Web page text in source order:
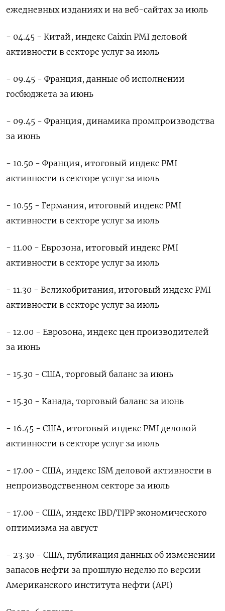
ежедневных изданиях и на веб-сайтах за июль
- 04.45 - Китай, индекс Caixin PMI деловой
активности в секторе услуг за июль
- 09.45 - Франция, данные об исполнении
госбюджета за июнь
- 09.45 - Франция, динамика промпроизводства
за июнь
- 10.50 - Франция, итоговый индекс PMI
активности в секторе услуг за июль
- 10.55 - Германия, итоговый индекс PMI
активности в секторе услуг за июль
- 11.00 - Еврозона, итоговый индекс PMI
активности в секторе услуг за июль
- 11.30 - Великобритания, итоговый индекс PMI
активности в секторе услуг за июль
- 12.00 - Еврозона, индекс цен производителей
за июнь
- 15.30 - США, торговый баланс за июнь
- 15.30 - Канада, торговый баланс за июнь
- 16.45 - США, итоговый индекс PMI деловой
активности в секторе услуг за июль
- 17.00 - США, индекс ISM деловой активности в
непроизводственном секторе за июль
- 17.00 - США, индекс IBD/TIPP экономического
оптимизма на август
- 23.30 - США, публикация данных об изменении
запасов нефти за прошлую неделю по версии
Американского института нефти (API)